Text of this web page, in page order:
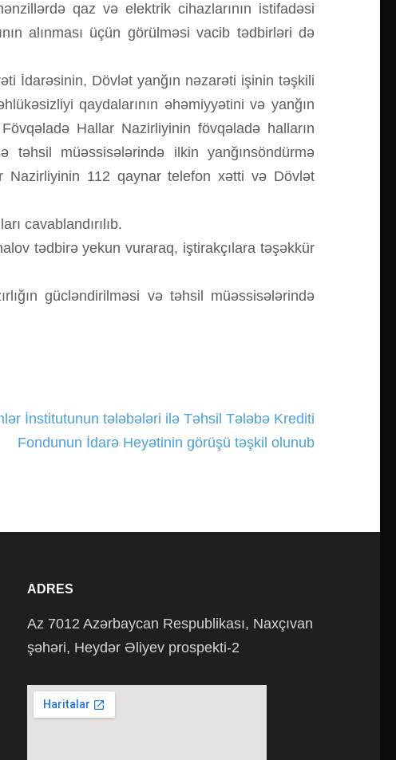
qaz və elektrik cihazlarının istifadəsi
alınması üçün görülməsi vacib tədbirləri də
İdarəsinin, Dövlət yanğın nəzarəti işinin təşkili
qaydalarının əhəmiyyətini və yanğın
Hallar Nazirliyinin fövqəladə halların
müəssisələrində ilkin yanğınsöndürmə
Nazirliyinin 112 qaynar telefon xətti və Dövlət
cavablandırılıb.
tədbirə yekun vuraraq, iştirakçılara təşəkkür
gücləndirilməsi və təhsil müəssisələrində
İnstitutunun tələbələri ilə Təhsil Tələbə Krediti
Fondunun İdarə Heyətinin görüşü təşkil olunub
ADRES
Az 7012 Azərbaycan Respublikası, Naxçıvan
şəhəri, Heydər Əliyev prospekti-2